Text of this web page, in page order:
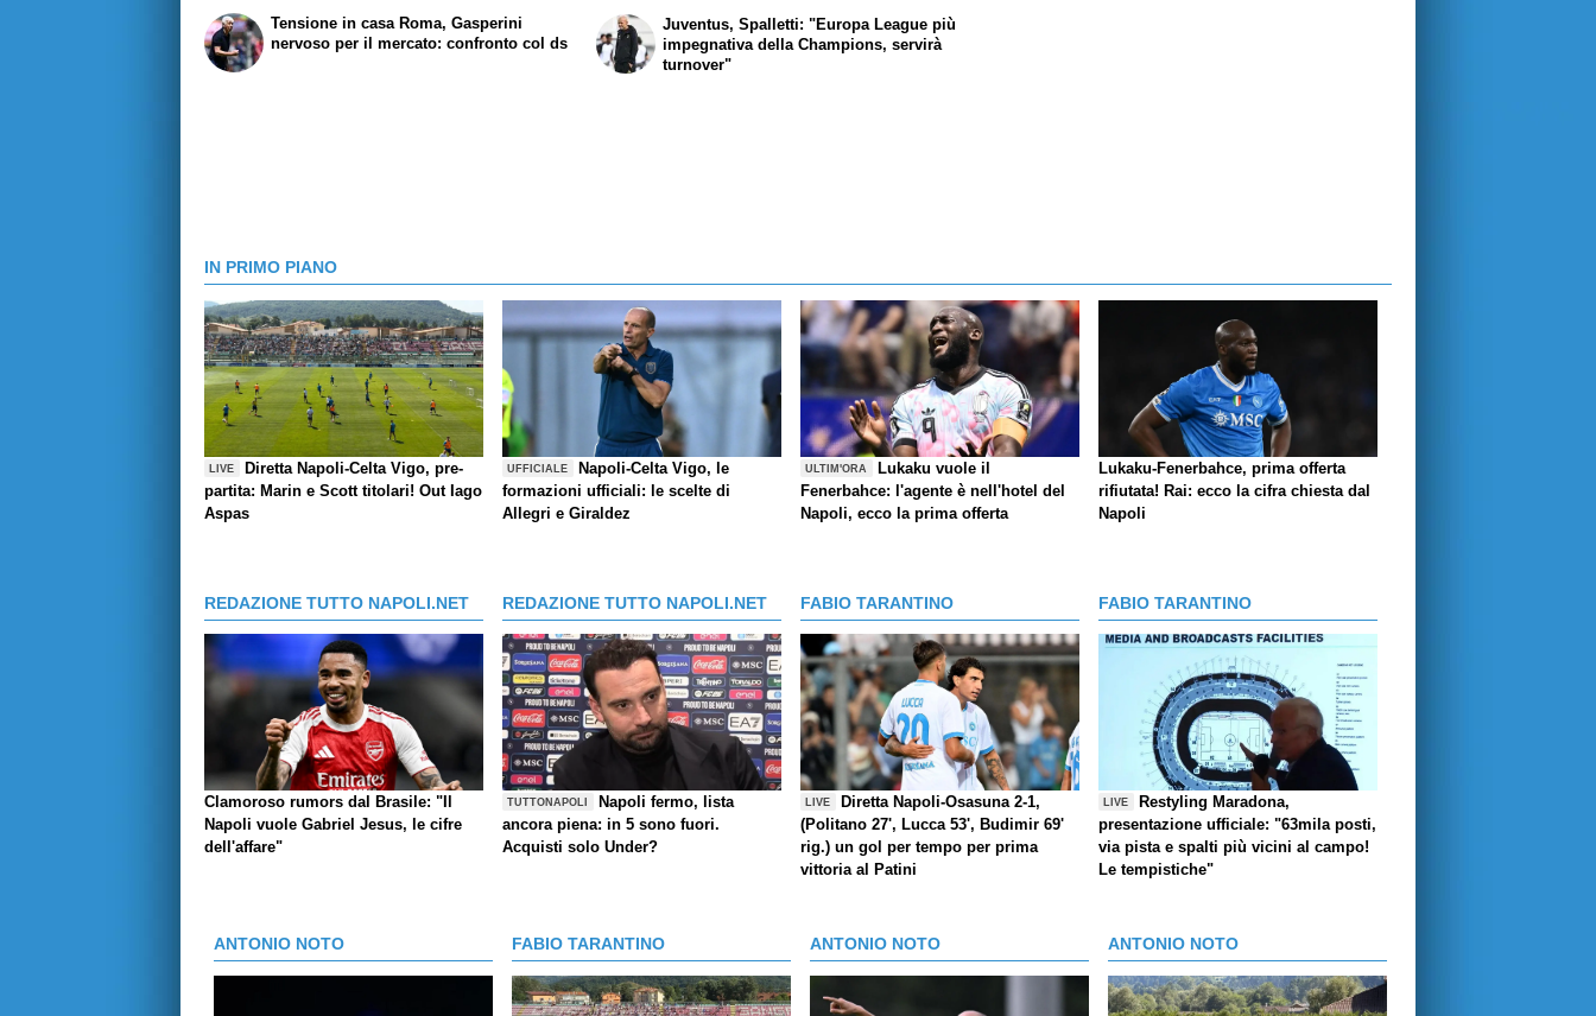
Tensione in casa Roma, Gasperini
nervoso per il mercato: confronto col ds
Juventus, Spalletti: "Europa League più
impegnativa della Champions, servirà
turnover"
IN PRIMO PIANO
LIVE
Diretta Napoli-Celta Vigo, pre-
partita: Marin e Scott titolari! Out Iago
Aspas
UFFICIALE
Napoli-Celta Vigo, le
formazioni ufficiali: le scelte di
Allegri e Giraldez
ULTIM'ORA
Lukaku vuole il
Fenerbahce: l'agente è nell'hotel del
Napoli, ecco la prima offerta
Lukaku-Fenerbahce, prima offerta
rifiutata! Rai: ecco la cifra chiesta dal
Napoli
REDAZIONE TUTTO NAPOLI.NET
Clamoroso rumors dal Brasile: "Il
Napoli vuole Gabriel Jesus, le cifre
dell'affare"
REDAZIONE TUTTO NAPOLI.NET
TUTTONAPOLI
Napoli fermo, lista
ancora piena: in 5 sono fuori.
Acquisti solo Under?
FABIO TARANTINO
LIVE
Diretta Napoli-Osasuna 2-1,
(Politano 27', Lucca 53', Budimir 69'
rig.) un gol per tempo per prima
vittoria al Patini
FABIO TARANTINO
LIVE
Restyling Maradona,
presentazione ufficiale: "63mila posti,
via pista e spalti più vicini al campo!
Le tempistiche"
ANTONIO NOTO FABIO TARANTINO ANTONIO NOTO ANTONIO NOTO